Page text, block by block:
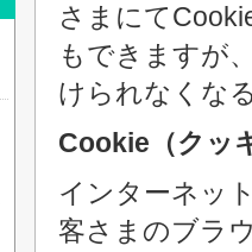
さまにて
もできますが
けられなくな
Cookie（クッ
インターネッ
客さまのブラ